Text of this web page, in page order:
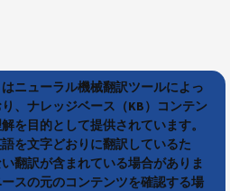
ニューラル機械翻訳ツールによっ
、ナレッジベース（KB）コンテン
を目的として提供されています。
を文字どおりに翻訳しているた
翻訳が含まれている場合がありま
スの元のコンテンツを確認する場